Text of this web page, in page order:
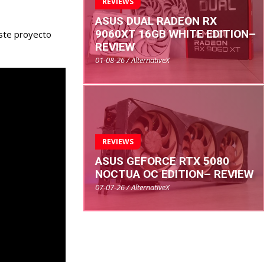
proyecto
ASUS DUAL RADEON RX
9060XT 16GB WHITE EDITION–
REVIEW
01-08-26 / AlternativeX
REVIEWS
ASUS GEFORCE RTX 5080
NOCTUA OC EDITION– REVIEW
07-07-26 / AlternativeX